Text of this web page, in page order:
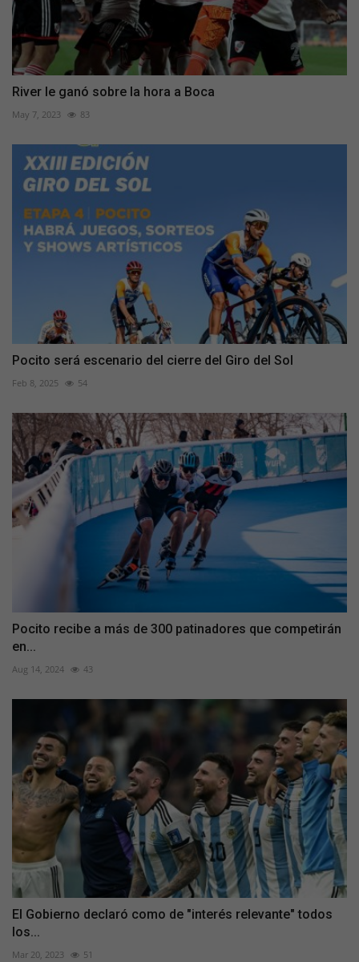
River le ganó sobre la hora a Boca
May 7, 2023 83
Pocito será escenario del cierre del Giro del Sol
Feb 8, 2025 54
Pocito recibe a más de 300 patinadores que competirán
en...
Aug 14, 2024 43
El Gobierno declaró como de "interés relevante" todos
los...
Mar 20, 2023 51